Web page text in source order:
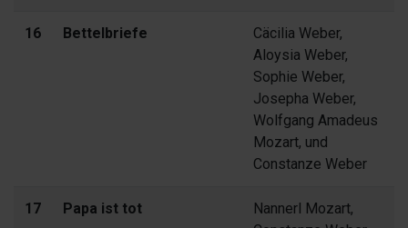
16 Bettelbriefe
Cäcilia Weber,
Aloysia Weber,
Sophie Weber,
Josepha Weber,
Wolfgang Amadeus
Mozart, und
Constanze Weber
17 Papa ist tot
Nannerl Mozart,